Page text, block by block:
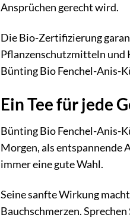
Ansprüchen gerecht wird.
Die Bio-Zertifizierung
Pflanzenschutzmitteln und
Bünting Bio Fenchel-Anis-
Ein Tee für jede
Bünting Bio Fenchel-Anis-
Morgen, als entspannende
immer eine gute Wahl.
Seine sanfte Wirkung
Bauchschmerzen.